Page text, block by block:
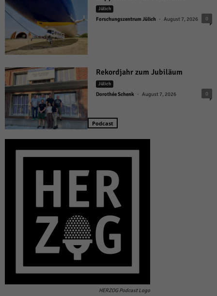
Jülich
Forschungszentrum Jülich - August 7, 2026 0
Rekordjahr zum Jubiläum
Jülich
Dorothée Schenk - August 7, 2026 0
Podcast
HERZOG Podcast Logo